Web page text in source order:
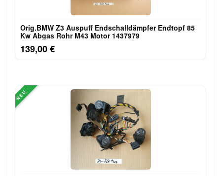
Orig.BMW Z3 Auspuff Endschalldämpfer Endtopf 85
Kw Abgas Rohr M43 Motor 1437979
139,00 €
NEU